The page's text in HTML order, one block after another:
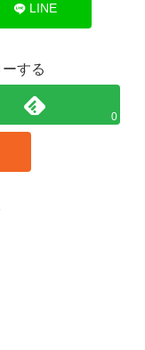
LINE
する
0